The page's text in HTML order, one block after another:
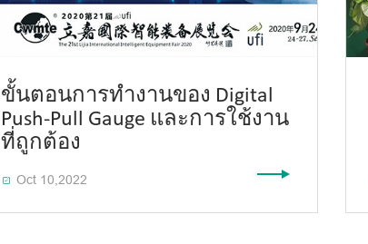
ขั้นตอนการทำงานของ Digital
Push-Pull Gauge และการใช้งาน
ที่ถูกต้อง
 Oct 10,2022